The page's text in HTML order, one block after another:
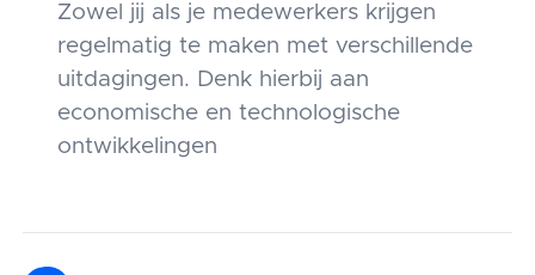
Zowel jij als je medewerkers krijgen
regelmatig te maken met verschillende
uitdagingen. Denk hierbij aan
economische en technologische
ontwikkelingen